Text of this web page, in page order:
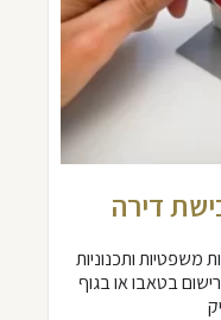
משפטיות ותכנוניות
רישום בטאבו או בגוף